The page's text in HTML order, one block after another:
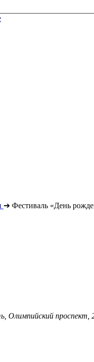
➔ Фестиваль «День
Олимпийский проспект,